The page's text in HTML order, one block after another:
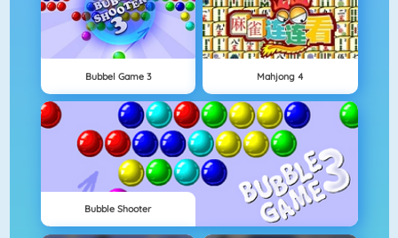
Bubbel Game 3 Mahjong 4
Bubble Shooter